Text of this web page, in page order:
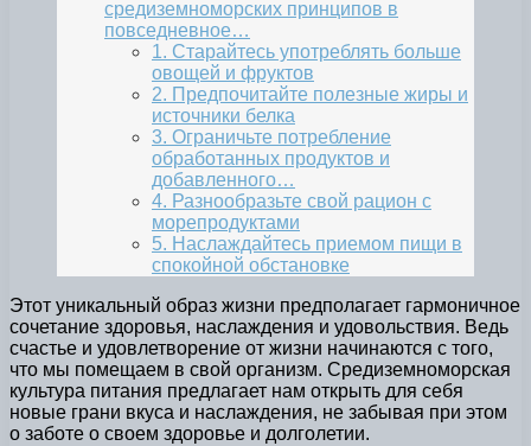
средиземноморских принципов в
повседневное…
1. Старайтесь употреблять больше
овощей и фруктов
2. Предпочитайте полезные жиры и
источники белка
3. Ограничьте потребление
обработанных продуктов и
добавленного…
4. Разнообразьте свой рацион с
морепродуктами
5. Наслаждайтесь приемом пищи в
спокойной обстановке
Этот уникальный образ жизни предполагает гармоничное
сочетание здоровья, наслаждения и удовольствия. Ведь
счастье и удовлетворение от жизни начинаются с того,
что мы помещаем в свой организм. Средиземноморская
культура питания предлагает нам открыть для себя
новые грани вкуса и наслаждения, не забывая при этом
о заботе о своем здоровье и долголетии.